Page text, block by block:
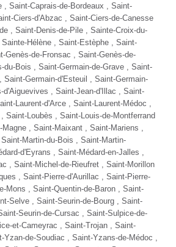
, Saint-Caprais-de-Bordeaux , Saint-
Ciers-d'Abzac , Saint-Ciers-de-Canesse
, Saint-Denis-de-Pile , Sainte-Croix-du-
Sainte-Hélène , Saint-Estèphe , Saint-
Genès-de-Fronsac , Saint-Genès-de-
du-Bois , Saint-Germain-de-Grave , Saint-
Saint-Germain-d'Esteuil , Saint-Germain-
d'Aiguevives , Saint-Jean-d'Illac , Saint-
Laurent-d'Arce , Saint-Laurent-Médoc
Saint-Loubès , Saint-Louis-de-Montferrand
Magne , Saint-Maixant , Saint-Mariens ,
Martin-du-Bois , Saint-Martin-
d'Eyrans , Saint-Médard-en-Jalles
, Saint-Michel-de-Rieufret , Saint-Morillon
, Saint-Pierre-d'Aurillac , Saint-Pierre-
Mons , Saint-Quentin-de-Baron , Saint-
Selve , Saint-Seurin-de-Bourg , Saint-
Seurin-de-Cursac , Saint-Sulpice-de-
et-Cameyrac , Saint-Trojan , Saint-
de-Soudiac , Saint-Yzans-de-Médoc ,